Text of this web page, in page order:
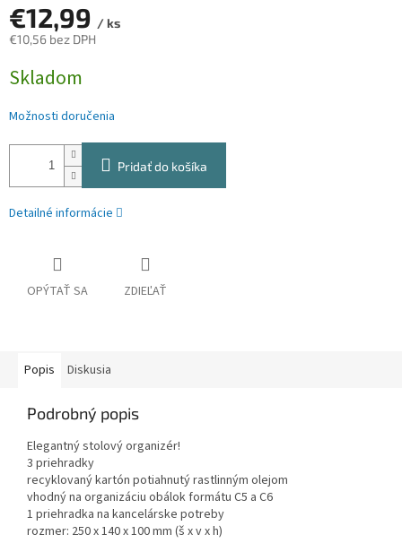
€12,99 / ks
€10,56 bez DPH
cena:
Skladom
Možnosti doručenia
Pridať do košíka
Detailné informácie
OPÝTAŤ SA ZDIEĽAŤ
Popis Diskusia
Podrobný popis
Elegantný stolový organizér!
3 priehradky
recyklovaný kartón potiahnutý rastlinným olejom
vhodný na organizáciu obálok formátu C5 a C6
1 priehradka na kancelárske potreby
rozmer: 250 x 140 x 100 mm (š x v x h)